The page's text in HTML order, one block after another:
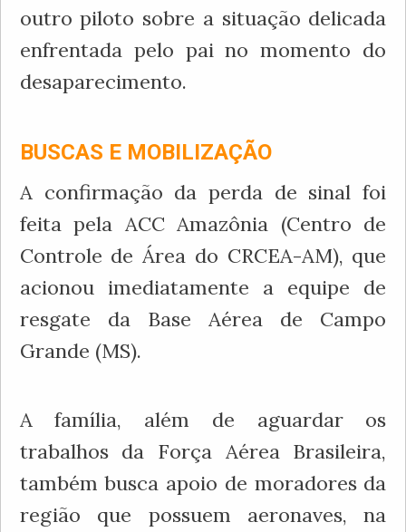
outro piloto sobre a situação delicada
enfrentada pelo pai no momento do
desaparecimento.
BUSCAS E MOBILIZAÇÃO
A confirmação da perda de sinal foi
feita pela ACC Amazônia (Centro de
Controle de Área do CRCEA-AM), que
acionou imediatamente a equipe de
resgate da Base Aérea de Campo
Grande (MS).
A família, além de aguardar os
trabalhos da Força Aérea Brasileira,
também busca apoio de moradores da
região que possuem aeronaves, na